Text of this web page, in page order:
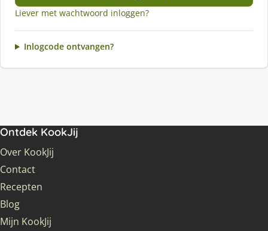
Liever met wachtwoord inloggen?
Inlogcode ontvangen?
Ontdek KookJij
Over KookJij
Contact
Recepten
Blog
Mijn KookJij